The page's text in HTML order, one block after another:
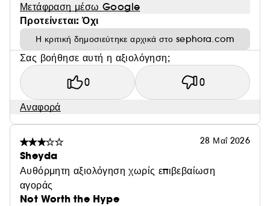
Μετάφραση μέσω Google
Προτείνεται: Όχι
Η κριτική δημοσιεύτηκε αρχικά στο sephora.com
Σας βοήθησε αυτή η αξιολόγηση;
0 0
Αναφορά
28 Μαΐ 2026
Sheyda
Αυθόρμητη αξιολόγηση χωρίς επιβεβαίωση
αγοράς
Not Worth the Hype